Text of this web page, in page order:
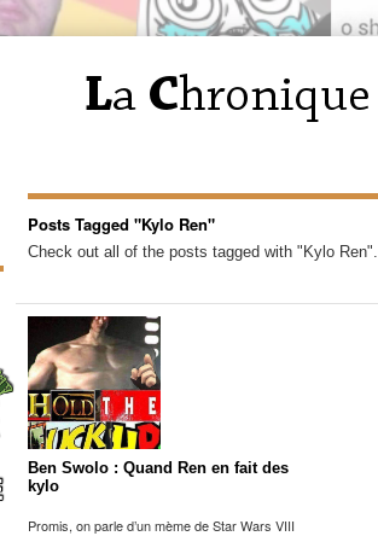
Posts Tagged "Kylo Ren"
Check out all of the posts tagged with "Kylo Ren".
Ben Swolo : Quand Ren en fait des
kylo
Promis, on parle d’un mème de Star Wars VIII